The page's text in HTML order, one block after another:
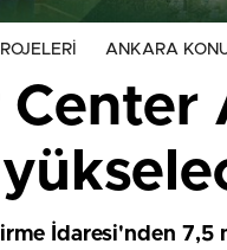
ANKARA
İdaresi'nden 7,5